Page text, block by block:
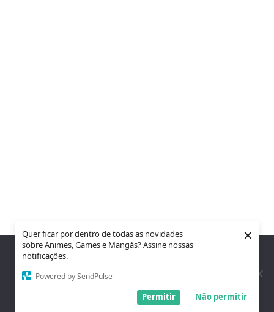
Quer ficar por dentro de todas as novidades
sobre Animes, Games e Mangás? Assine nossas
notificações.
Powered by SendPulse
Não permitir
Permitir
×
Nós utilizamos cookies para garantir que você tenha a melhor
experiência em nosso site. Se você continua a usar este site,
assumimos que você está satisfeito.
Entendi!